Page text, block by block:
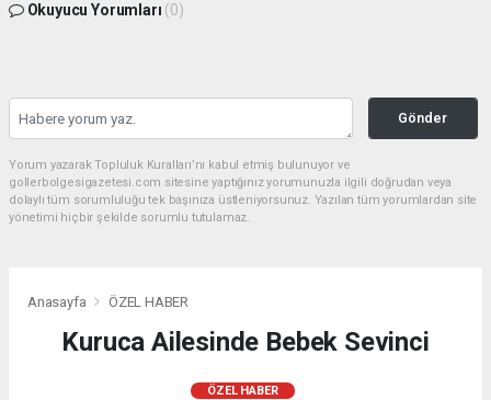
Okuyucu Yorumları (0)
Gönder
Yorum yazarak Topluluk Kuralları’nı kabul etmiş bulunuyor ve
gollerbolgesigazetesi.com sitesine yaptığınız yorumunuzla ilgili doğrudan veya
dolaylı tüm sorumluluğu tek başınıza üstleniyorsunuz. Yazılan tüm yorumlardan site
yönetimi hiçbir şekilde sorumlu tutulamaz.
Anasayfa ÖZEL HABER
Kuruca Ailesinde Bebek Sevinci
ÖZEL HABER